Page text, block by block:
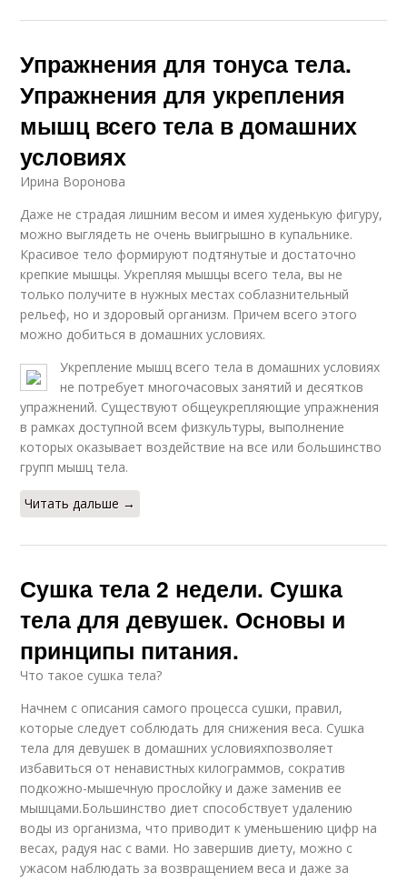
Упражнения для тонуса тела.
Упражнения для укрепления
мышц всего тела в домашних
условиях
Ирина Воронова
Даже не страдая лишним весом и имея худенькую фигуру,
можно выглядеть не очень выигрышно в купальнике.
Красивое тело формируют подтянутые и достаточно
крепкие мышцы. Укрепляя мышцы всего тела, вы не
только получите в нужных местах соблазнительный
рельеф, но и здоровый организм. Причем всего этого
можно добиться в домашних условиях.
Укрепление мышц всего тела в домашних условиях
не потребует многочасовых занятий и десятков
упражнений. Существуют общеукрепляющие упражнения
в рамках доступной всем физкультуры, выполнение
которых оказывает воздействие на все или большинство
групп мышц тела.
Читать дальше →
Сушка тела 2 недели. Сушка
тела для девушек. Основы и
принципы питания.
Что такое сушка тела?
Начнем с описания самого процесса сушки, правил,
которые следует соблюдать для снижения веса. Сушка
тела для девушек в домашних условияхпозволяет
избавиться от ненавистных килограммов, сократив
подкожно-мышечную прослойку и даже заменив ее
мышцами.Большинство диет способствует удалению
воды из организма, что приводит к уменьшению цифр на
весах, радуя нас с вами. Но завершив диету, можно с
ужасом наблюдать за возвращением веса и даже за